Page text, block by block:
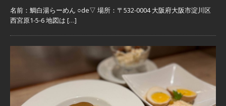
名前：鯛白湯らーめん ○de▽ 場所：〒532-0004 大阪府大阪市淀川区
西宮原1-5-6 地図は […]